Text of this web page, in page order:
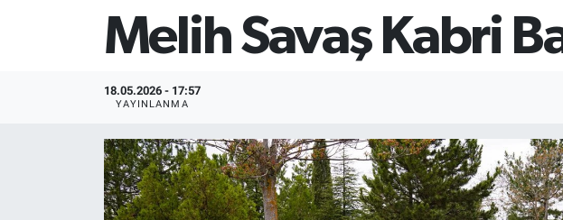
Melih Savaş Kabri
18.05.2026 - 17:57
YAYINLANMA
Gündem
Alış-Veriş/İş dünyası
Eskişehirspor Arşivi
Ekonomi
Kültür Sanat
Süper Lig Puan Durumu ve Fikstür
Haber Arşivi